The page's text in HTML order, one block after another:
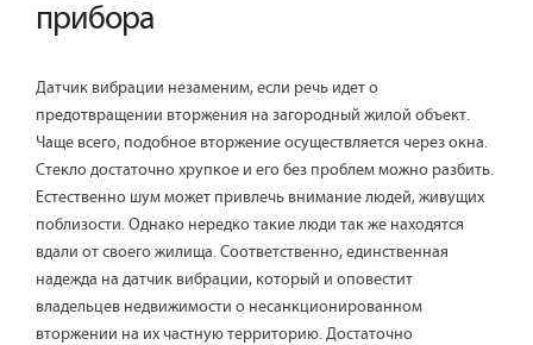
прибора
Датчик вибрации незаменим, если речь идет о
предотвращении вторжения на загородный жилой объект.
Чаще всего, подобное вторжение осуществляется через окна.
Стекло достаточно хрупкое и его без проблем можно разбить.
Естественно шум может привлечь внимание людей, живущих
поблизости. Однако нередко такие люди так же находятся
вдали от своего жилища. Соответственно, единственная
надежда на датчик вибрации, который и оповестит
владельцев недвижимости о несанкционированном
вторжении на их частную территорию. Достаточно